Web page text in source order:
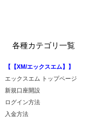
各種カテゴリ一覧
【【XM/エックスエム】】
エックスエム トップページ
新規口座開設
ログイン方法
入金方法